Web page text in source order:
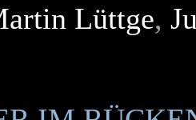
Lüttge,